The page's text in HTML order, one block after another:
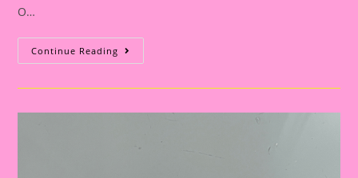
O…
Continue Reading Cartão
Lembrança
O
Pais
Dos